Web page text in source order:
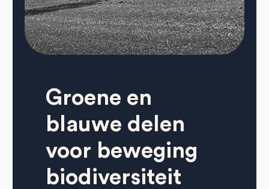
Groene en
blauwe delen
voor beweging
biodiversiteit